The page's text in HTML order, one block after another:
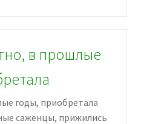
в прошлые
годы, приобретала
саженцы, прижились